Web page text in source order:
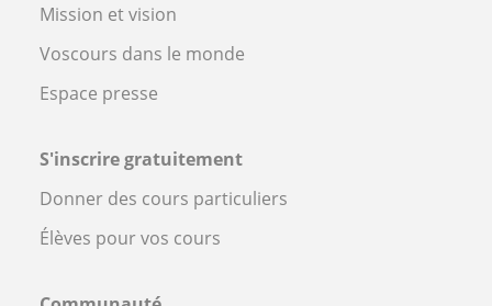
Mission et vision
Voscours dans le monde
Espace presse
S'inscrire gratuitement
Donner des cours particuliers
Élèves pour vos cours